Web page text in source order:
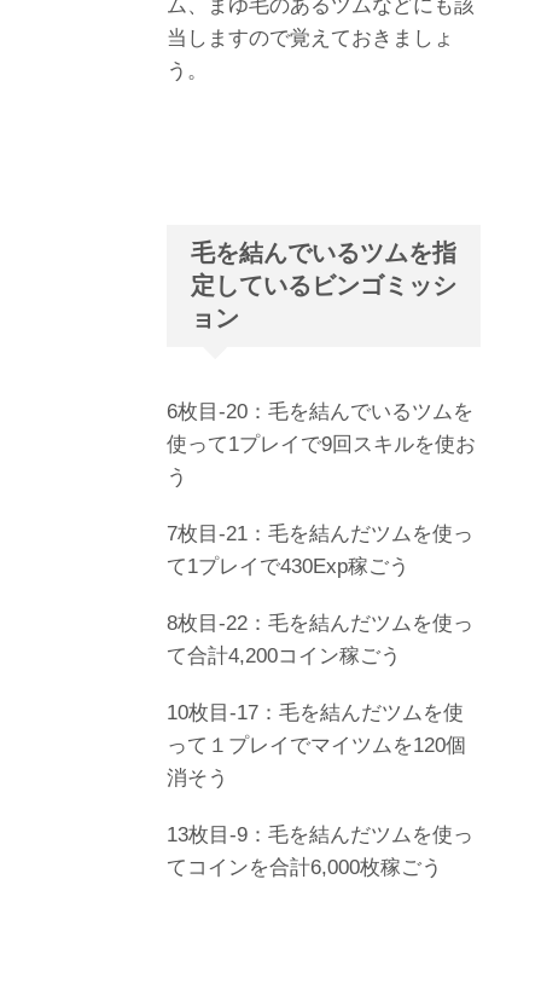
ム、まゆ毛のあるツムなどにも該
当しますので覚えておきましょ
う。
毛を結んでいるツムを指
定しているビンゴミッシ
ョン
6枚目-20：毛を結んでいるツムを
使って1プレイで9回スキルを使お
う
7枚目-21：毛を結んだツムを使っ
て1プレイで430Exp稼ごう
8枚目-22：毛を結んだツムを使っ
て合計4,200コイン稼ごう
10枚目-17：毛を結んだツムを使
って１プレイでマイツムを120個
消そう
13枚目-9：毛を結んだツムを使っ
てコインを合計6,000枚稼ごう